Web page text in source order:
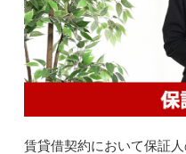
賃貸借契約において保証